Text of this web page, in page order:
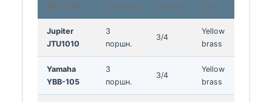
BBb Туба Клапаны Размер Bell
Jupiter
JTU1010
3
поршн.
3/4
Yellow
brass
Yamaha
YBB-105
3
поршн.
3/4
Yellow
brass